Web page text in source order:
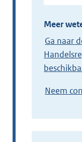
Meer
Ga naar de website van het
Neem